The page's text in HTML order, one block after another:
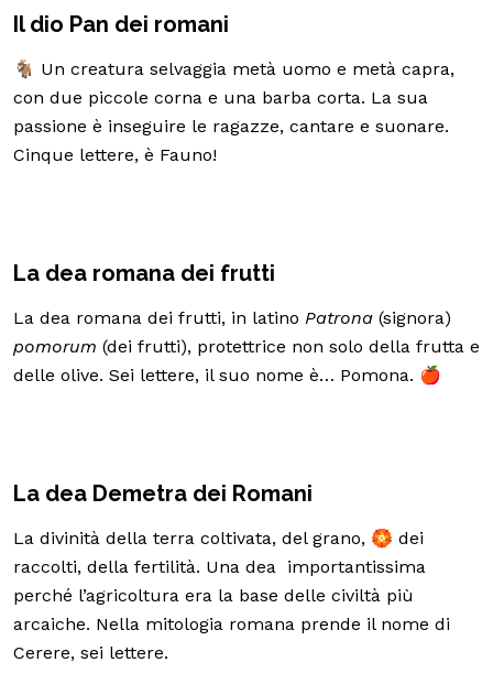
Il dio Pan dei romani
🐐 Un creatura selvaggia metà uomo e metà capra,
con due piccole corna e una barba corta. La sua
passione è inseguire le ragazze, cantare e suonare.
Cinque lettere, è Fauno!
La dea romana dei frutti
La dea romana dei frutti, in latino Patrona (signora)
pomorum (dei frutti), protettrice non solo della frutta e
delle olive. Sei lettere, il suo nome è… Pomona. 🍎
La dea Demetra dei Romani
La divinità della terra coltivata, del grano, 🏵 dei
raccolti, della fertilità. Una dea importantissima
perché l’agricoltura era la base delle civiltà più
arcaiche. Nella mitologia romana prende il nome di
Cerere, sei lettere.